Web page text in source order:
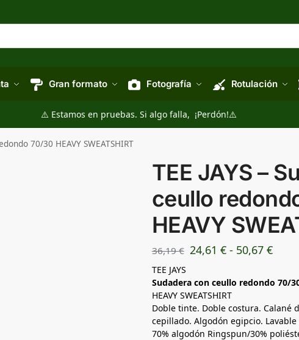
Gran formato Fotografía Rotulación
⚠️ Estamos en pruebas. Si algo falla, ¡Perdón!⚠️
70/30 HEAVY SWEATSHIRT
TEE JAYS –
ceullo
HEAVY
36,19€ 24,61 € - 50,67 €
TEE JAYS
Sudadera con ceullo redondo 70/
HEAVY SWEATSHIRT
Doble tinte. Doble costura. Calané
cepillado. Algodón egipcio. Lavable
70% algodón Ringspun/30%